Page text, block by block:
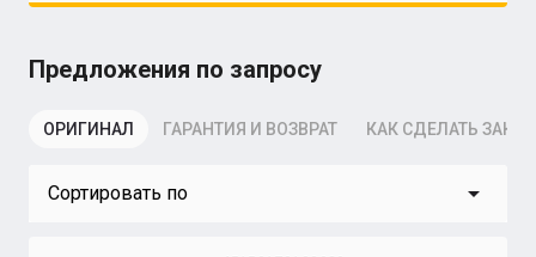
Предложения по запросу
ОРИГИНАЛ ГАРАНТИЯ И ВОЗВРАТ КАК СДЕЛАТЬ
Сортировать по arrow_drop_down